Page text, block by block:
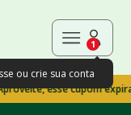
1
ou crie sua conta
esse cupom expira em